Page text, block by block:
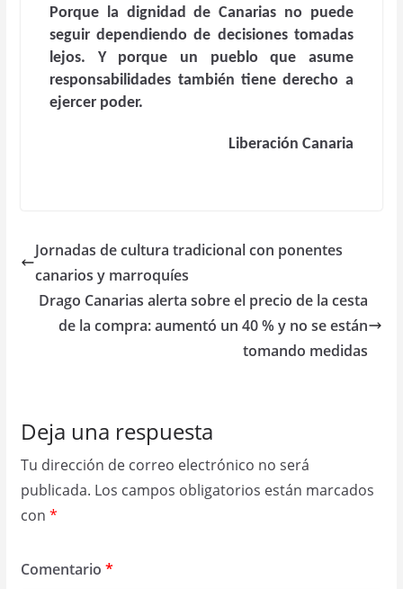
Porque la dignidad de Canarias no puede
seguir dependiendo de decisiones tomadas
lejos. Y porque un pueblo que asume
responsabilidades también tiene derecho a
ejercer poder.
Liberación Canaria
Jornadas de cultura tradicional con ponentes
canarios y marroquíes
Drago Canarias alerta sobre el precio de la cesta
de la compra: aumentó un 40 % y no se están
tomando medidas
Deja una respuesta
Tu dirección de correo electrónico no será
publicada. Los campos obligatorios están marcados
con *
Comentario *